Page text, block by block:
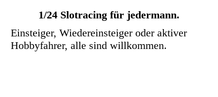
1/24 Slotracing für jedermann.
Einsteiger, Wiedereinsteiger oder aktiver
Hobbyfahrer, alle sind willkommen.